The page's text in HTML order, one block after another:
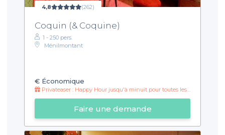
4,8 (262)
Coquin (& Coquine)
1 - 250 pers.
Ménilmontant
€ Économique
Privateaser : Happy Hour jusqu'à minuit pour toutes les réservations Privateaser 🌈☀️
Faire une demande